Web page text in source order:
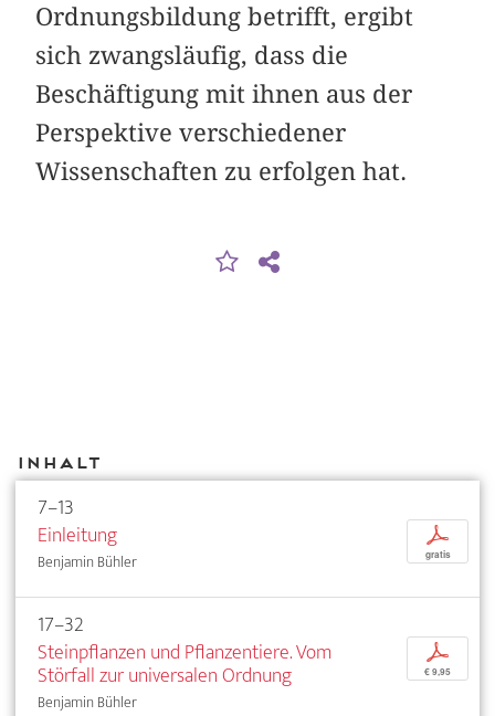
Ordnungsbildung betrifft, ergibt
sich zwangsläufig, dass die
Beschäftigung mit ihnen aus der
Perspektive verschiedener
Wissenschaften zu erfolgen hat.
Inhalt
7–13
Einleitung
Benjamin Bühler
p
gratis
17–32
Steinpflanzen und Pflanzentiere. Vom
Störfall zur universalen Ordnung
Benjamin Bühler
p
€ 9,95